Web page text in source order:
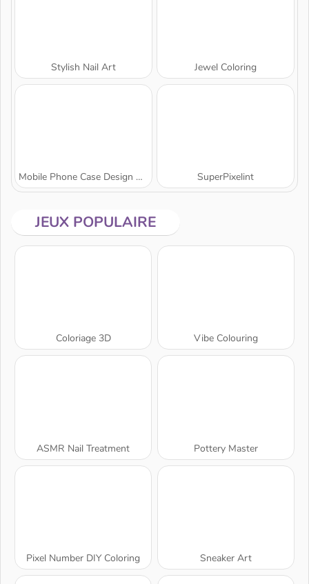
Stylish Nail Art Jewel Coloring
Mobile Phone Case Design & DIY SuperPixelint
JEUX POPULAIRE
Coloriage 3D Vibe Colouring
ASMR Nail Treatment Pottery Master
Pixel Number DIY Coloring Sneaker Art